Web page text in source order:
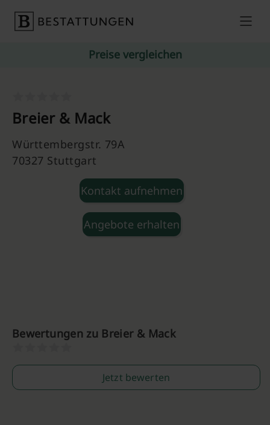
Preise vergleichen
Breier & Mack
Württembergstr. 79A
70327 Stuttgart
Kontakt aufnehmen
Angebote erhalten
Bewertungen zu Breier & Mack
Jetzt bewerten